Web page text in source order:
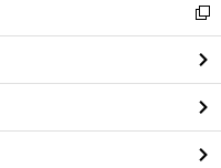
閉
る
新
し
い
ウ
ィ
ン
ド